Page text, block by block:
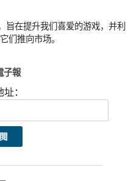
在提升我们喜爱的游戏，并利
们推向市场。
子報
：